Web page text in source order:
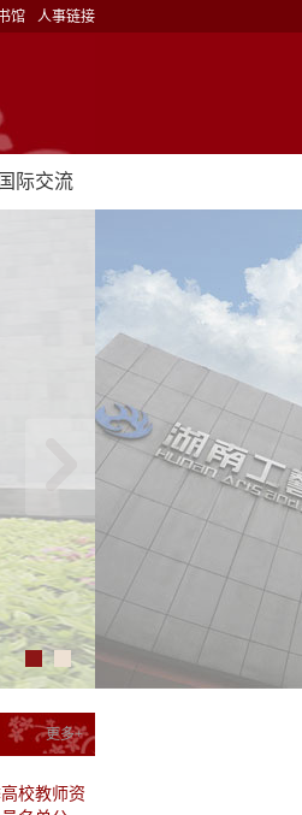
馆 人事链接
国际交流
更多+
校教师资